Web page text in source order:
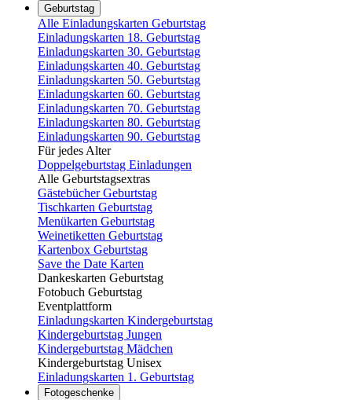
Geburtstag
Alle Einladungskarten Geburtstag
Einladungskarten 18. Geburtstag
Einladungskarten 30. Geburtstag
Einladungskarten 40. Geburtstag
Einladungskarten 50. Geburtstag
Einladungskarten 60. Geburtstag
Einladungskarten 70. Geburtstag
Einladungskarten 80. Geburtstag
Einladungskarten 90. Geburtstag
Für jedes Alter
Doppelgeburtstag Einladungen
Alle Geburtstagsextras
Gästebücher Geburtstag
Tischkarten Geburtstag
Menükarten Geburtstag
Weinetiketten Geburtstag
Kartenbox Geburtstag
Save the Date Karten
Dankeskarten Geburtstag
Fotobuch Geburtstag
Eventplattform
Einladungskarten Kindergeburtstag
Kindergeburtstag Jungen
Kindergeburtstag Mädchen
Kindergeburtstag Unisex
Einladungskarten 1. Geburtstag
Fotogeschenke